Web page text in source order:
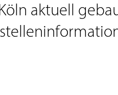
aktuell